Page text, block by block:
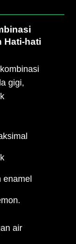
Hati-hati
gigi,
air